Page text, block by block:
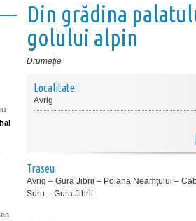
Din grădina
golului alpin
Drumeție
Localitate:
Avrig
Traseu
Avrig – Gura Jibrii – Poiana Neamţului –
Suru – Gura Jibrii